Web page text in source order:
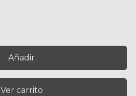
Añadir
Ver carrito